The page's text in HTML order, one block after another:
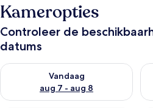
Kameropties
Controleer de
datums
Vandaag
aug 7 - aug 8
De beschikbaarheid controleren